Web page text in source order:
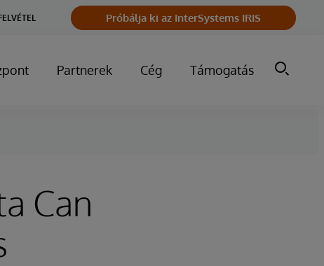
Próbálja ki az InterSystems IRIS
Partnerek Cég Támogatás
Can